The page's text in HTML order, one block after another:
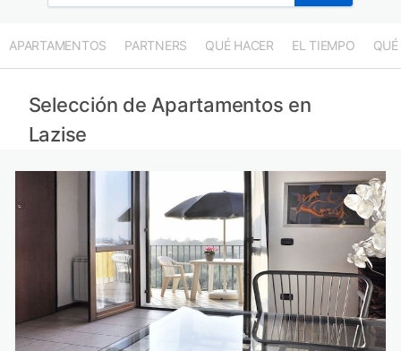
APARTAMENTOS PARTNERS QUÉ HACER EL TIEMPO QUÉ
Selección de Apartamentos en
Lazise